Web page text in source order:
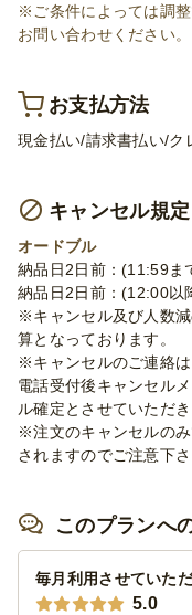
※ご条件によっては調
お問い合わせください。
お支払方法
現金払い/請求書払い/ク
キャンセル規定
オードブル
納品日2日前：(11:59ま
納品日2日前：(12:00以
※キャンセル及び人数
算となっております。
※キャンセルのご連絡は
電話受付後キャンセル
ル確定とさせていただ
※注文のキャンセルの
されますのでご注意下さ
このプランへ
毎月利用させていた
5.0